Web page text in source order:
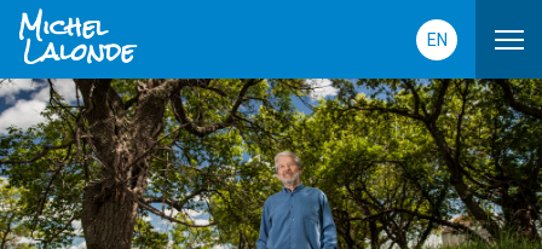
Michel
Lalonde EN